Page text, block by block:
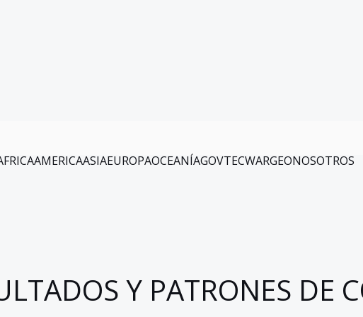
AMERICAASIAEUROPAOCEANÍAGOVTECWARGEONOSOTROS
Y PATRONES DE